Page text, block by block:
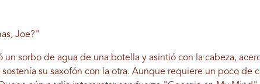
Joe?"
sorbo de agua de una botella y asintió con la cabeza,
su saxofón con la otra. Aunque requiere un poco de